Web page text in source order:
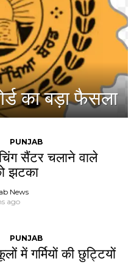
का बड़ा फैसला
PUNJAB
सैंटर चलाने वाले
झटका
News
ago
PUNJAB
में गर्मियों की छुट्टियों